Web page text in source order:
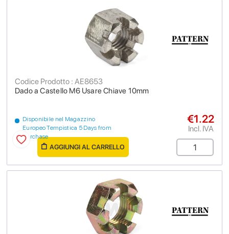
Dado a Castello M6 Usare Chiave 10mm
Codice Prodotto : AE8653
Disponibile nel Magazzino
Europeo Tempistica 5 Days from
purchase
€1.22
Incl. IVA
AGGIUNGI AL CARRELLO